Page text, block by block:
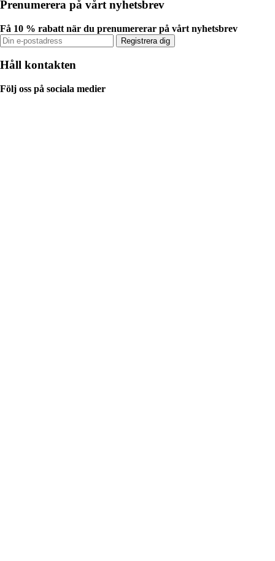
Prenumerera på vårt nyhetsbrev
Få 10 % rabatt när du prenumererar på vårt nyhetsbrev
Registrera dig
Håll kontakten
Följ oss på sociala medier